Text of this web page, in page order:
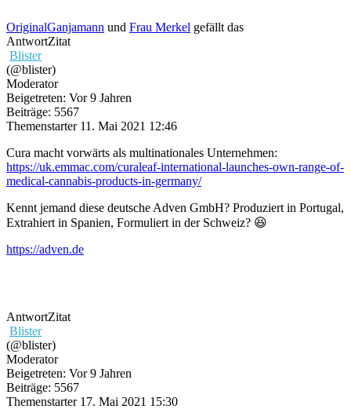
OriginalGanjamann und Frau Merkel gefällt das
AntwortZitat
Blister
(@blister)
Moderator
Beigetreten: Vor 9 Jahren
Beiträge: 5567
Themenstarter 11. Mai 2021 12:46
Cura macht vorwärts als multinationales Unternehmen:
https://uk.emmac.com/curaleaf-international-launches-own-range-of-
medical-cannabis-products-in-germany/
Kennt jemand diese deutsche Adven GmbH? Produziert in Portugal,
Extrahiert in Spanien, Formuliert in der Schweiz? 😆
https://adven.de
AntwortZitat
Blister
(@blister)
Moderator
Beigetreten: Vor 9 Jahren
Beiträge: 5567
Themenstarter 17. Mai 2021 15:30